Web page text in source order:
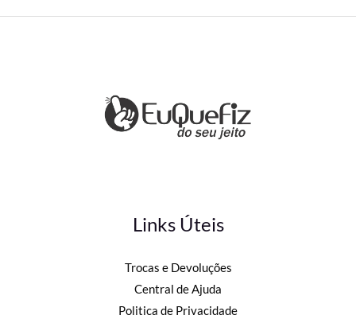
Links Úteis
Trocas e Devoluções
Central de Ajuda
Politica de Privacidade